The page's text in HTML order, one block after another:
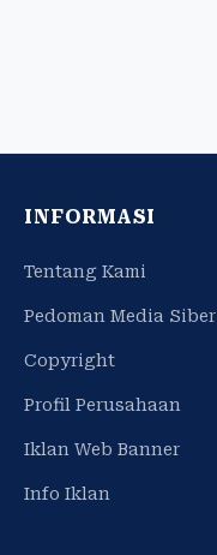
INFORMASI
Tentang Kami
Pedoman Media Siber
Copyright
Profil Perusahaan
Iklan Web Banner
Info Iklan